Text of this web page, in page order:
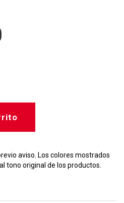
aviso. Los colores mostrados
tono original de los productos.